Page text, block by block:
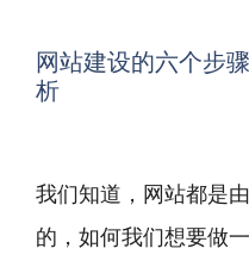
网站建设的六个步
析
我们知道，网站都是
的，如何我们想要做